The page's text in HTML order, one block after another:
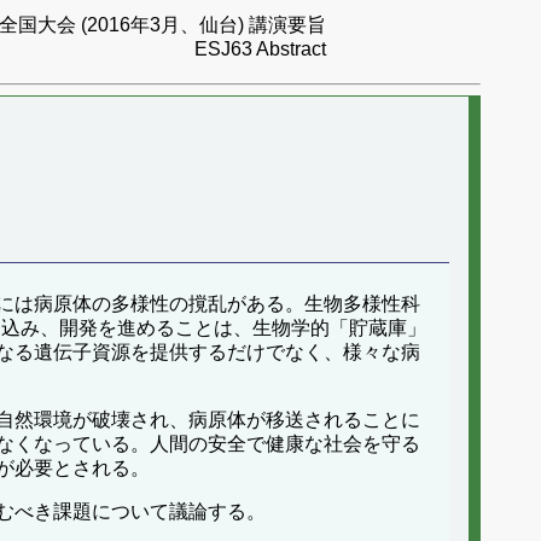
国大会 (2016年3月、仙台) 講演要旨
ESJ63 Abstract
は病原体の多様性の撹乱がある。生物多様性科
み、開発を進めることは、生物学的「貯蔵庫」
る遺伝子資源を提供するだけでなく、様々な病
然環境が破壊され、病原体が移送されることに
くなっている。人間の安全で健康な社会を守る
要とされる。
き課題について議論する。